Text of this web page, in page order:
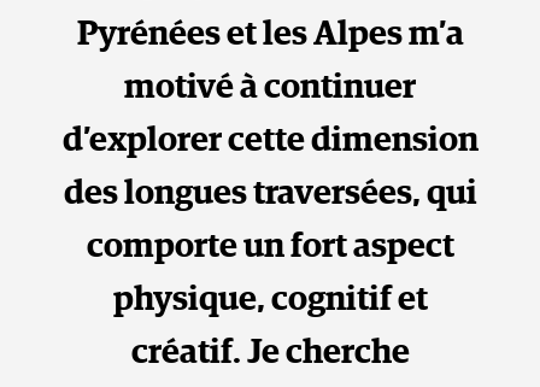
Pyrénées et les Alpes m’a
motivé à continuer
d’explorer cette dimension
des longues traversées, qui
comporte un fort aspect
physique, cognitif et
créatif. Je cherche